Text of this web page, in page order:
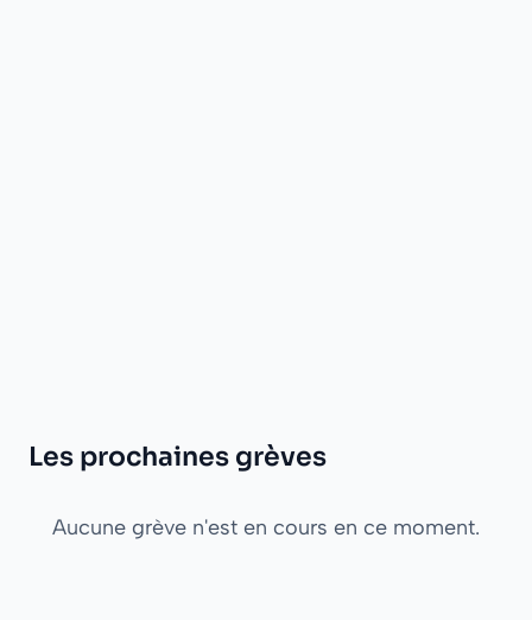
Les prochaines grèves
Aucune grève n'est en cours en ce moment.